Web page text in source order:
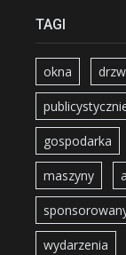
TAGI
okna
gospodarka
maszyny
wydarzenia